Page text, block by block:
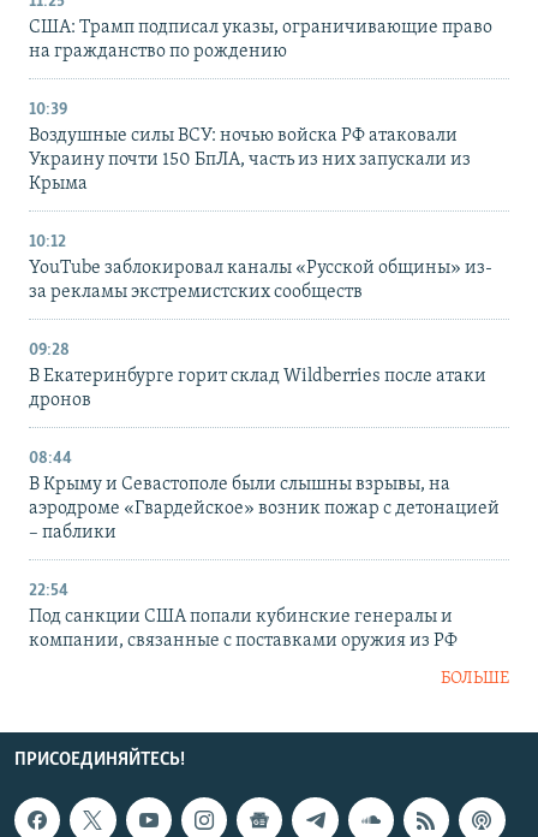
США: Трамп подписал указы, ограничивающие право
на гражданство по рождению
10:39
Воздушные силы ВСУ: ночью войска РФ атаковали
Украину почти 150 БпЛА, часть из них запускали из
Крыма
10:12
YouTube заблокировал каналы «Русской общины» из-
за рекламы экстремистских сообществ
09:28
В Екатеринбурге горит склад Wildberries после атаки
дронов
08:44
В Крыму и Севастополе были слышны взрывы, на
аэродроме «Гвардейское» возник пожар с детонацией
– паблики
22:54
Под санкции США попали кубинские генералы и
компании, связанные с поставками оружия из РФ
БОЛЬШЕ
ПРИСОЕДИНЯЙТЕСЬ!